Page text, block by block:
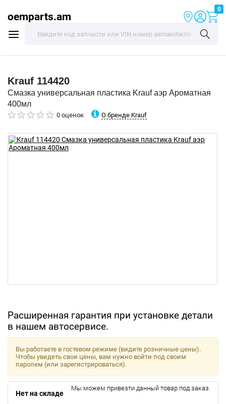
oemparts.am
0
Krauf 114420
Смазка универсальная пластика Krauf аэр Ароматная
400мл
0 оценок О бренде Krauf
Расширенная гарантия при установке детали
в нашем автосервисе.
Вы работаете в гостевом режиме (видите розничные цены).
Чтобы увидеть свои цены, вам нужно войти под своим
паролем (или зарегистрироваться).
Нет на складе
Мы можем привезти данный товар под заказ.